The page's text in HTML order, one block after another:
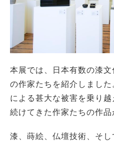
本展では、日本有数の漆
の作家たちを紹介しまし
による甚大な被害を乗り
続けてきた作家たちの作品
漆、蒔絵、仏壇技術、そ